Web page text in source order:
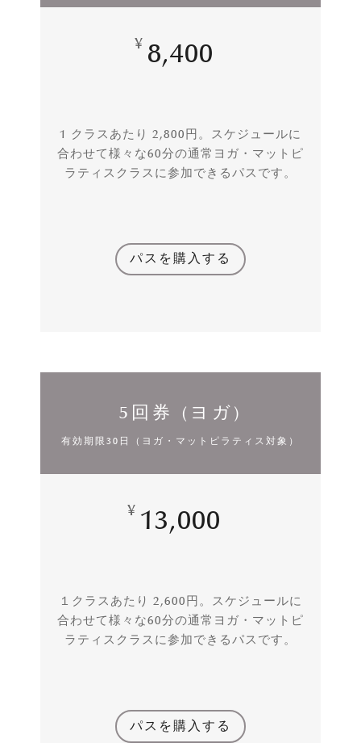
¥ 8,400
1 クラスあたり 2,800円。スケジュールに
合わせて様々な60分の通常ヨガ・マットピ
ラティスクラスに参加できるパスです。
パスを購入する
5回券 (ヨガ)
有効期限30日（ヨガ・マットピラティス対象）
¥ 13,000
１クラスあたり 2,600円。スケジュールに
合わせて様々な60分の通常ヨガ・マットピ
ラティスクラスに参加できるパスです。
パスを購入する